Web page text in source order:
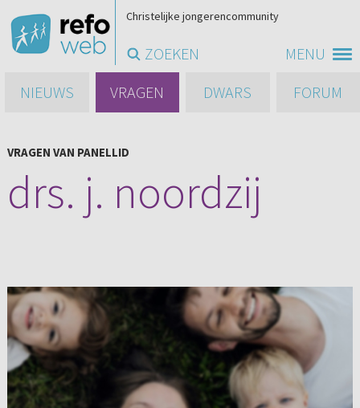
MENU
Christelijke jongerencommunity
ZOEKEN
NIEUWS
VRAGEN DWARS FORUM
VRAGEN VAN PANELLID
drs. j. noordzij